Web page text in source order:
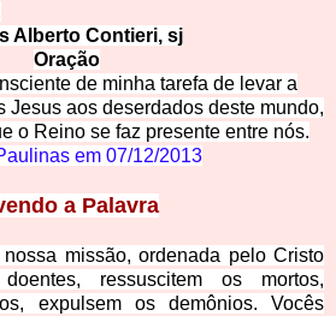
Alberto Contieri, sj
Oração
de minha tarefa de levar a
Jesus aos deserdados deste mundo,
o Reino se faz presente entre nós.
em 07/12/2013
a Palavra
missão, ordenada pelo Cristo
ressuscitem os mortos,
expulsem os demônios. Vocês